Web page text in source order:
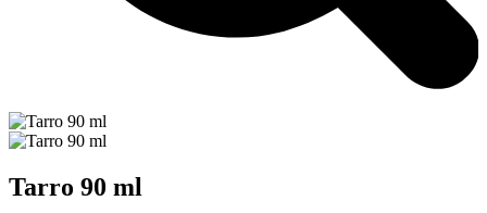
Tarro 90 ml